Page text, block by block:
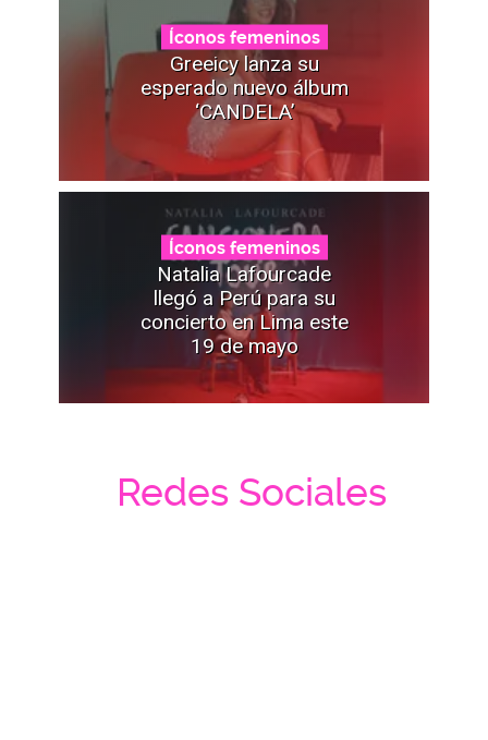
Íconos femeninos
Greeicy lanza su
esperado nuevo álbum
‘CANDELA’
Íconos femeninos
Natalia Lafourcade
llegó a Perú para su
concierto en Lima este
19 de mayo
Redes Sociales